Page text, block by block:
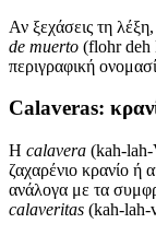
Αν ξεχάσεις τη
de muerto (flohr deh
περιγραφική
Calaveras:
Η calavera (kah-lah-
ζαχαρένιο κρανίο ή
ανάλογα με τα
calaveritas (kah-lah-